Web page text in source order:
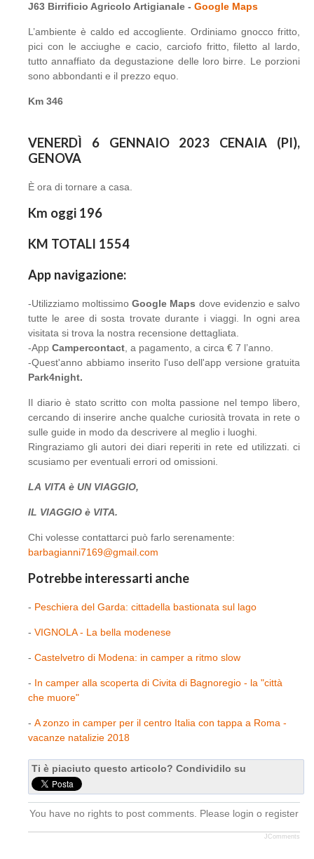
J63 Birrificio Agricolo Artigianale - Google Maps
L’ambiente è caldo ed accogliente. Ordiniamo gnocco fritto,
pici con le acciughe e cacio, carciofo fritto, filetto al lardo,
tutto annaffiato da degustazione delle loro birre. Le porzioni
sono abbondanti e il prezzo equo.
Km 346
VENERDÌ 6 GENNAIO 2023 CENAIA (PI),
GENOVA
È ora di tornare a casa.
Km oggi 196
KM TOTALI 1554
App navigazione:
-Utilizziamo moltissimoGoogle Maps dove evidenzio e salvo
tutte le aree di sosta trovate durante i viaggi. In ogni area
visitata si trova la nostra recensione dettagliata.
-App Campercontact , a pagamento, a circa € 7 l’anno.
-Quest'anno abbiamo inserito l'uso dell'app versione gratuita
Park4night.
Il diario è stato scritto con molta passione nel tempo libero,
cercando di inserire anche qualche curiosità trovata in rete o
sulle guide in modo da descrivere al meglio i luoghi.
Ringraziamo gli autori dei diari reperiti in rete ed utilizzati. ci
scusiamo per eventuali errori od omissioni.
LA VITA è UN VIAGGIO,
IL VIAGGIO è VITA.
Chi volesse contattarci può farlo serenamente:
barbagianni7169@gmail.com
Potrebbe interessarti anche
- Peschiera del Garda: cittadella bastionata sul lago
- VIGNOLA - La bella modenese
- Castelvetro di Modena: in camper a ritmo slow
- In camper alla scoperta di Civita di Bagnoregio - la "città
che muore"
- A zonzo in camper per il centro Italia con tappa a Roma -
vacanze natalizie 2018
Ti è piaciuto questo articolo? Condividilo su
You have no rights to post comments. Please login o register
JComments